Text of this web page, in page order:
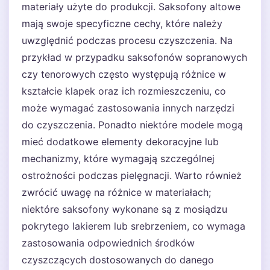
materiały użyte do produkcji. Saksofony altowe
mają swoje specyficzne cechy, które należy
uwzględnić podczas procesu czyszczenia. Na
przykład w przypadku saksofonów sopranowych
czy tenorowych często występują różnice w
kształcie klapek oraz ich rozmieszczeniu, co
może wymagać zastosowania innych narzędzi
do czyszczenia. Ponadto niektóre modele mogą
mieć dodatkowe elementy dekoracyjne lub
mechanizmy, które wymagają szczególnej
ostrożności podczas pielęgnacji. Warto również
zwrócić uwagę na różnice w materiałach;
niektóre saksofony wykonane są z mosiądzu
pokrytego lakierem lub srebrzeniem, co wymaga
zastosowania odpowiednich środków
czyszczących dostosowanych do danego